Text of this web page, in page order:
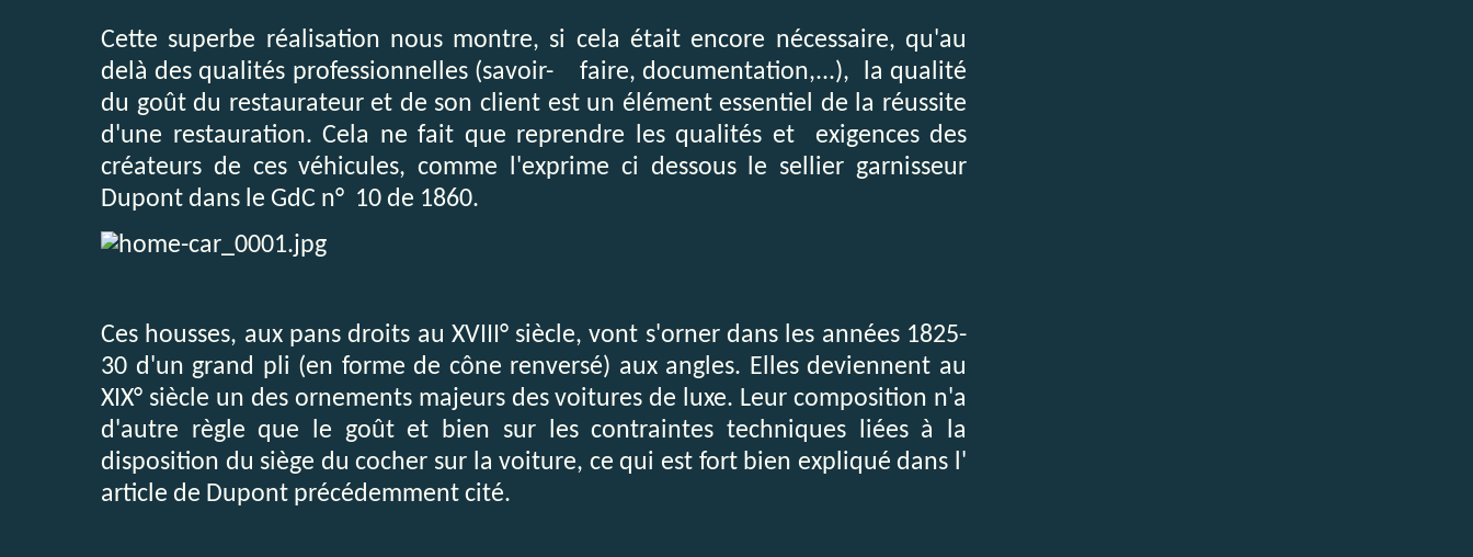
Cette superbe réalisation nous montre, si cela était encore nécessaire, qu'au
delà des qualités professionnelles (savoir- faire, documentation,...), la qualité
du goût du restaurateur et de son client est un élément essentiel de la réussite
d'une restauration. Cela ne fait que reprendre les qualités et exigences des
créateurs de ces véhicules, comme l'exprime ci dessous le sellier garnisseur
Dupont dans le GdC n° 10 de 1860.
Ces housses, aux pans droits au XVIII° siècle, vont s'orner dans les années 1825-
30 d'un grand pli (en forme de cône renversé) aux angles. Elles deviennent au
XIX° siècle un des ornements majeurs des voitures de luxe. Leur composition n'a
d'autre règle que le goût et bien sur les contraintes techniques liées à la
disposition du siège du cocher sur la voiture, ce qui est fort bien expliqué dans l'
article de Dupont précédemment cité.